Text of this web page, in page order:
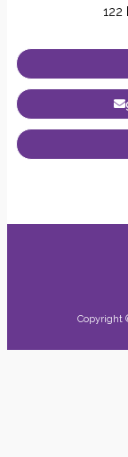
122
Copyright